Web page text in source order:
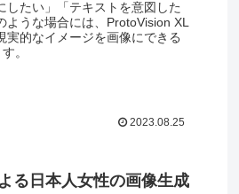
したい」「テキストを意図した
ような場合には、ProtoVision XL
実的なイメージを画像にできる
。
2023.08.25
る日本人女性の画像生成